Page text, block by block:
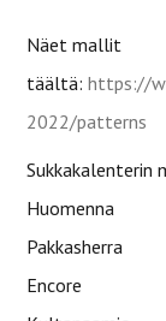
Näet mallit
täältä: https://
2022/patterns
Sukkakalenterin
Huomenna
Pakkasherra
Encore